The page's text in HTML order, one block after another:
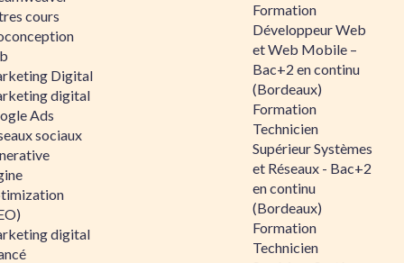
cours
Digital
digital
Ads
sociaux
digital
Formation
Développeur Web
et Web Mobile –
Bac+2 en continu
(Bordeaux)
Formation
Technicien
Supérieur Systèmes
et Réseaux - Bac+2
en continu
(Bordeaux)
Formation
Technicien